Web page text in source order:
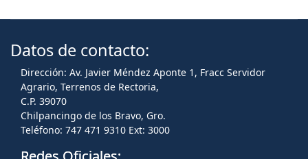
Datos de contacto:
Dirección: Av. Javier Méndez Aponte 1, Fracc Servidor
Agrario, Terrenos de Rectoria,
C.P. 39070
Chilpancingo de los Bravo, Gro.
Teléfono: 747 471 9310 Ext: 3000